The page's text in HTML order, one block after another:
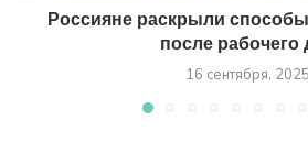
Россияне раскрыли способы
после рабочего
16 сентября, 2025